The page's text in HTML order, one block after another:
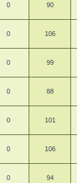
0 90
0 106
0 99
0 88
0 101
0 106
0 94